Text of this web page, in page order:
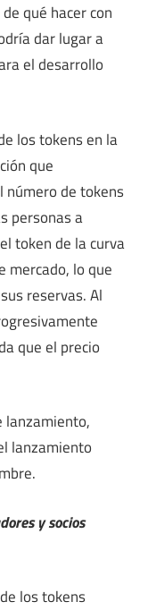
qué hacer con
dar lugar a
el desarrollo
los tokens en la
que
número de tokens
personas a
token de la curva
mercado, lo que
reservas. Al
que el precio
lanzamiento,
lanzamiento
y socios
los tokens